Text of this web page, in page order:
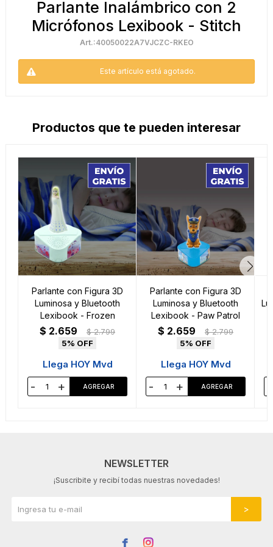
Parlante Inalámbrico con 2
Micrófonos Lexibook - Stitch
40050022A7VJCZC-RKEO
Este artículo está agotado.
Productos que te pueden interesar
Parlante con Figura 3D
Luminosa y Bluetooth
Lexibook - Frozen
$ 2.659 $ 2.799
5
Llega HOY Mvd
- +
Parlante con Figura 3D
Luminosa y Bluetooth
Lexibook - Paw Patrol
$ 2.659 $ 2.799
5
Llega HOY Mvd
- +
NEWSLETTER
¡Suscribite y recibí todas nuestras novedades!
 